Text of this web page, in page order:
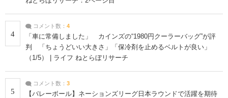
4
コメント数： 4
「車に常備しました」 カインズの“1980円クーラーバッグ”が評
判 「ちょうどいい大きさ」「保冷剤を止めるベルトが良い」
（1/5） | ライフ ねとらぼリサーチ
5
コメント数： 3
【バレーボール】ネーションズリーグ日本ラウンドで活躍を期待